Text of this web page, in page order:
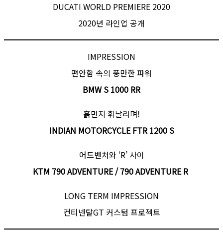
DUCATI WORLD PREMIERE 2020
2020년 라인업 공개
IMPRESSION
편안함 속의 풍만한 파워
BMW S 1000 RR
흙먼지 휘날리며!
INDIAN MOTORCYCLE FTR 1200 S
어드벤처와 ‘R’ 사이
KTM 790 ADVENTURE / 790 ADVENTURE R
LONG TERM IMPRESSION
컨티넨탈GT 커스텀 프로젝트